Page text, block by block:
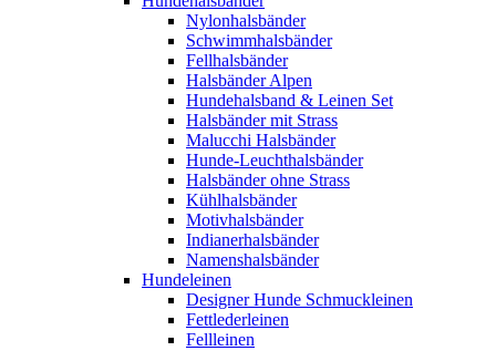
Nylonhalsbänder
Schwimmhalsbänder
Fellhalsbänder
Halsbänder Alpen
Hundehalsband & Leinen Set
Halsbänder mit Strass
Malucchi Halsbänder
Hunde-Leuchthalsbänder
Halsbänder ohne Strass
Kühlhalsbänder
Motivhalsbänder
Indianerhalsbänder
Namenshalsbänder
Hundeleinen
Designer Hunde Schmuckleinen
Fettlederleinen
Fellleinen